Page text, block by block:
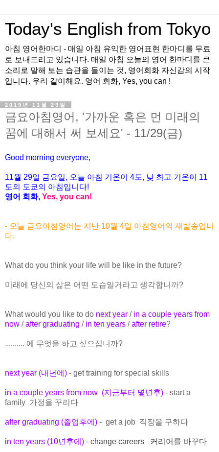
Today's English from Tokyo
아침 영어한마디 - 매일 아침 유익한 영어표현 한마디를 무료
로 보내드리고 있습니다. 매일 아침 오늘의 영어 한마디를 큰
소리로 말해 보는 습관을 들이는 것, 영어회화 자신감의 시작
입니다. 우리 같이해요. 영어 회화, Yes, you can !
2019년 11월 29일
금요아침영어, '가까운 혹은 먼 미래의
꿈에 대해서 써 보세요' - 11/29(금)
Good morning everyone,
11월 29일 금요일, 오늘 아침 기온이 4도, 낮 최고 기온이 11
도의 도쿄의 아침입니다!
영어 회화, Yes, you can!
- 오늘 금요아침영어는 지난 10월 4일 아침영어의 재발송입니
다.
What do you think your life will be like in the future?
미래에 당신의 삶은 어떤 모습일거라고 생각합니까?
What would you like to do next year / in a couple years from
now /after graduating / in ten years /after retire?
.......... 에 무엇을 하고 싶으십니까?
next year (내년에) - get training for special skills
in a couple years from now (지금부터 몇년후) - start a
family 가정을 꾸리다
after graduating (졸업후에) - get a job 직장을 구하다
in ten years (10년후에) - change careers 커리어를 바꾸다